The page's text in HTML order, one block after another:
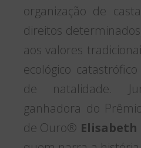
organização de
direitos
aos valores
ecológico
de natalidade.
ganhadora do
de Ouro® Elisabeth